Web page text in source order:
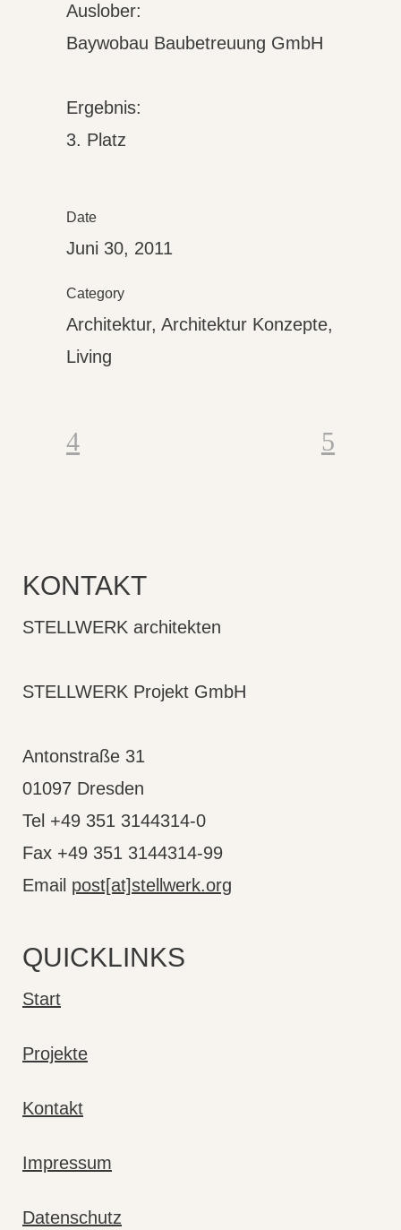
Auslober:
Baywobau Baubetreuung GmbH
Ergebnis:
3. Platz
Date
Juni 30, 2011
Category
Architektur, Architektur Konzepte,
Living
KONTAKT
STELLWERK architekten
STELLWERK Projekt GmbH
Antonstraße 31
01097 Dresden
Tel +49 351 3144314-0
Fax +49 351 3144314-99
Email post[at]stellwerk.org
QUICKLINKS
Start
Projekte
Kontakt
Impressum
Datenschutz